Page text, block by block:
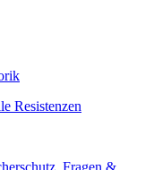
Resistenzen